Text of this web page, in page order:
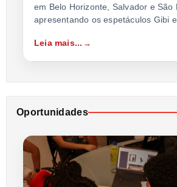
em Belo Horizonte, Salvador e
apresentando os espetáculos Gibi
Leia mais...
Oportunidades